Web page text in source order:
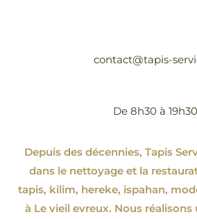
contact@tapis-
De 8h30 à 19h30
Depuis des décennies, Tapis
dans le nettoyage et la
tapis, kilim, hereke, ispahan,
à Le vieil evreux. Nous